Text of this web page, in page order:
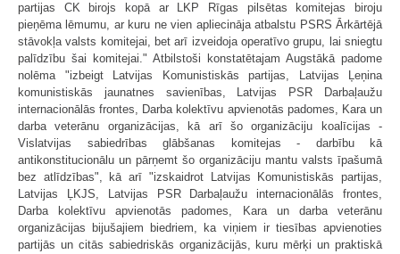
partijas CK birojs kopā ar LKP Rīgas pilsētas komitejas biroju
pieņēma lēmumu, ar kuru ne vien apliecināja atbalstu PSRS Ārkārtējā
stāvokļa valsts komitejai, bet arī izveidoja operatīvo grupu, lai sniegtu
palīdzību šai komitejai." Atbilstoši konstatētajam Augstākā padome
nolēma "izbeigt Latvijas Komunistiskās partijas, Latvijas Ļeņina
komunistiskās jaunatnes savienības, Latvijas PSR Darbaļaužu
internacionālās frontes, Darba kolektīvu apvienotās padomes, Kara un
darba veterānu organizācijas, kā arī šo organizāciju koalīcijas -
Vislatvijas sabiedrības glābšanas komitejas - darbību kā
antikonstitucionālu un pārņemt šo organizāciju mantu valsts īpašumā
bez atlīdzības", kā arī "izskaidrot Latvijas Komunistiskās partijas,
Latvijas ĻKJS, Latvijas PSR Darbaļaužu internacionālās frontes,
Darba kolektīvu apvienotās padomes, Kara un darba veterānu
organizācijas bijušajiem biedriem, ka viņiem ir tiesības apvienoties
partijās un citās sabiedriskās organizācijās, kuru mērķi un praktiskā